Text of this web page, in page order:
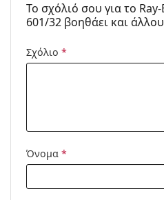
Προϊόντος /
RB4147
Όχι
To σχόλιό σου για το
601/32 βοηθάει και
Σχόλιο *
Όνομα *